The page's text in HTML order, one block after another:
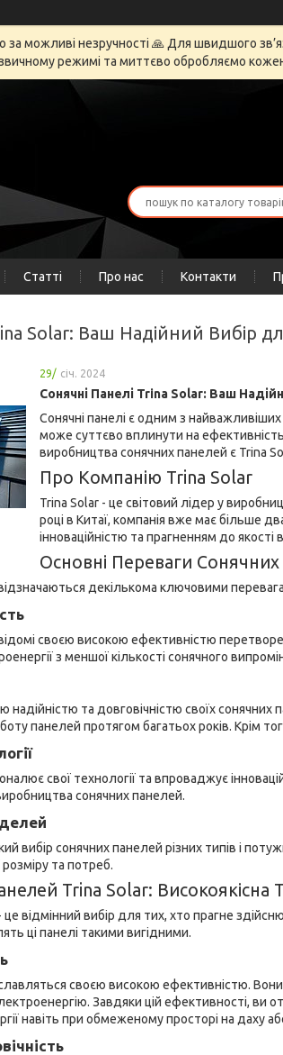
можливі незручності 🙏 Для швидшого
режимі та миттєво обробляємо
Статті Про нас Контакти
Solar: Ваш Надійний Вибір
29/ січ. 2024
Сонячні Панелі Trina Solar: Ваш
Сонячні панелі є одним з
може суттєво вплинути на
виробництва сонячних панелей є Trina
Про Компанію Trina Solar
Trina Solar - це світовий лідер у
році в Китаї, компанія вже має більше
інноваційністю та прагненням до
Основні Переваги
декількома ключовими
своєю високою ефективністю
з меншої кількості сонячного
надійністю та довговічністю своїх сонячних
панелей протягом багатьох років. Крім
свої технології та впроваджує
сонячних панелей.
вибір сонячних панелей різних типів і
та потреб.
Trina Solar: Високоякісна
це відмінний вибір для тих, хто прагне
ці панелі такими вигідними.
славляться своєю високою ефективністю.
Завдяки цій ефективності, ви
навіть при обмеженому просторі на даху